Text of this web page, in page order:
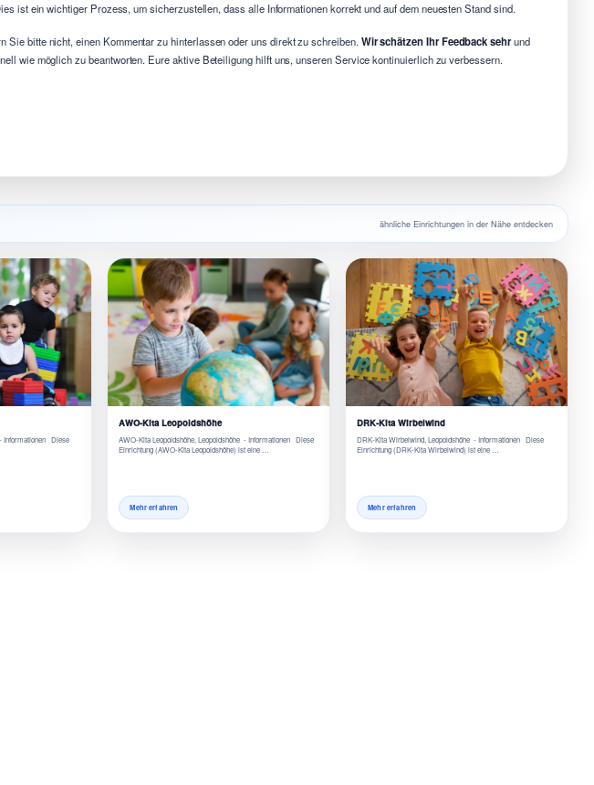
ist ein wichtiger Prozess, um sicherzustellen, dass alle Informationen korrekt und auf dem neuesten Stand sind.
Sie bitte nicht, einen Kommentar zu hinterlassen oder uns direkt zu schreiben. Wir schätzen Ihr Feedback sehrund
wie möglich zu beantworten. Eure aktive Beteiligung hilft uns, unseren Service kontinuierlich zu verbessern.
ähnliche Einrichtungen in der Nähe entdecken
Informationen Diese
AWO-Kita Leopoldshöhe
AWO-Kita Leopoldshöhe, Leopoldshöhe - Informationen Diese
Einrichtung (AWO-Kita Leopoldshöhe) ist eine …
Mehr erfahren
DRK-Kita Wirbelwind
DRK-Kita Wirbelwind, Leopoldshöhe - Informationen Diese
Einrichtung (DRK-Kita Wirbelwind) ist eine …
Mehr erfahren